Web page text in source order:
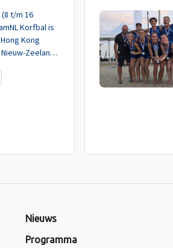
t/m 16
Korfbal is
Kong
Zeeland
Nieuws
Programma